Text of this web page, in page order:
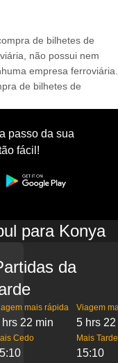
de bilhetes de
não possui nem
empresa ferroviária.
de bilhetes de
passo da sua
fácil!
para Konya
da
mais rápida
hrs 22 min
Viagem
5 hrs
Cedo Mais Tarde
15:10